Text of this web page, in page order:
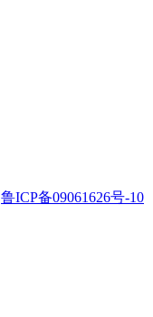
鲁ICP备09061626号-10